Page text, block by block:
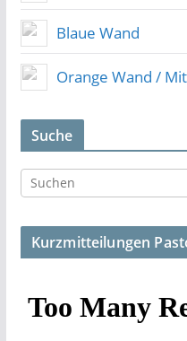
Blaue Wand
Orange Wand /
Suche
Kurzmitteilungen